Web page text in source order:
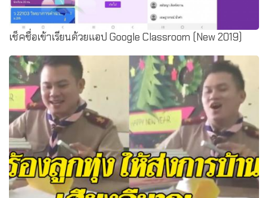
เช็คชื่อเข้าเรียนด้วยแอป Google Classroom (New 2019)